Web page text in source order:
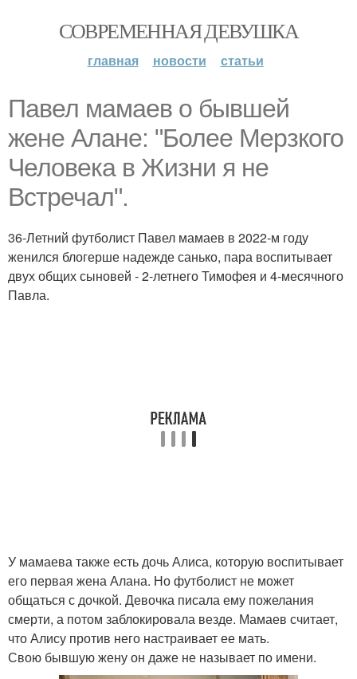
СОВРЕМЕННАЯ ДЕВУШКА
главная новости статьи
Павел мамаев о бывшей
жене Алане: "Более Мерзкого
Человека в Жизни я не
Встречал".
36-Летний футболист Павел мамаев в 2022-м году
женился блогерше надежде санько, пара воспитывает
двух общих сыновей - 2-летнего Тимофея и 4-месячного
Павла.
У мамаева также есть дочь Алиса, которую воспитывает
его первая жена Алана. Но футболист не может
общаться с дочкой. Девочка писала ему пожелания
смерти, а потом заблокировала везде. Мамаев считает,
что Алису против него настраивает ее мать.
Свою бывшую жену он даже не называет по имени.